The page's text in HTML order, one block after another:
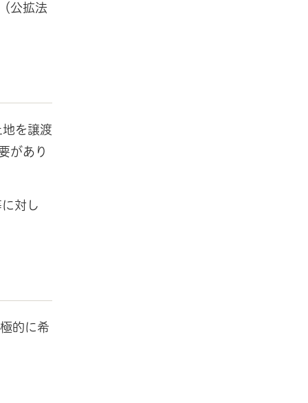
公拡法
を譲渡
があり
対し
的に希